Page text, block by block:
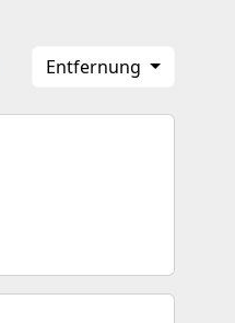
Entfernung